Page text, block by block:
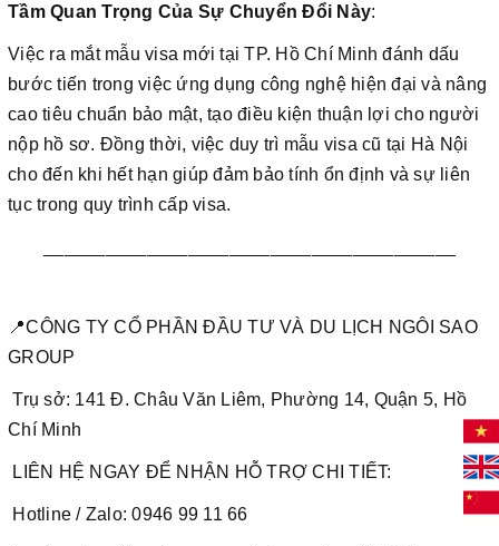
Tầm Quan Trọng Của Sự Chuyển Đổi Này:
Việc ra mắt mẫu visa mới tại TP. Hồ Chí Minh đánh dấu
bước tiến trong việc ứng dụng công nghệ hiện đại và nâng
cao tiêu chuẩn bảo mật, tạo điều kiện thuận lợi cho người
nộp hồ sơ. Đồng thời, việc duy trì mẫu visa cũ tại Hà Nội
cho đến khi hết hạn giúp đảm bảo tính ổn định và sự liên
tục trong quy trình cấp visa.
📍CÔNG TY CỔ PHẦN ĐẦU TƯ VÀ DU LỊCH NGÔI SAO
GROUP
Trụ sở: 141 Đ. Châu Văn Liêm, Phường 14, Quận 5, Hồ
Chí Minh
LIÊN HỆ NGAY ĐỂ NHẬN HỖ TRỢ CHI TIẾT:
Hotline / Zalo: 0946 99 11 66